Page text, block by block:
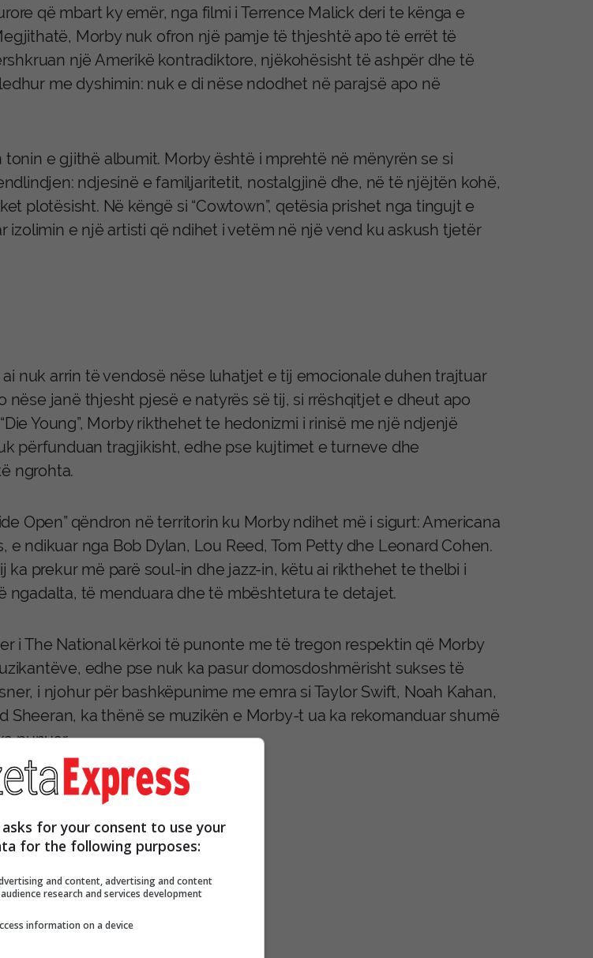
që mbart ky emër, nga filmi i Terrence Malick deri te kënga e
Morby nuk ofron një pamje të thjeshtë apo të errët të
një Amerikë kontradiktore, njëkohësisht të ashpër dhe të
me dyshimin: nuk e di nëse ndodhet në parajsë apo në
tonin e gjithë albumit. Morby është i mprehtë në mënyrën se si
ndjesinë e familjaritetit, nostalgjinë dhe, në të njëjtën kohë,
plotësisht. Në këngë si “Cowtown”, qetësia prishet nga tingujt e
izolimin e një artisti që ndihet i vetëm në një vend ku askush tjetër
ai nuk arrin të vendosë nëse luhatjet e tij emocionale duhen trajtuar
nëse janë thjesht pjesë e natyrës së tij, si rrëshqitjet e dheut apo
Young”, Morby rikthehet te hedonizmi i rinisë me një ndjenjë
përfunduan tragjikisht, edhe pse kujtimet e turneve dhe
ngrohta.
Open” qëndron në territorin ku Morby ndihet më i sigurt: Americana
e ndikuar nga Bob Dylan, Lou Reed, Tom Petty dhe Leonard Cohen.
ka prekur më parë soul-in dhe jazz-in, këtu ai rikthehet te thelbi i
ngadalta, të menduara dhe të mbështetura te detajet.
i The National kërkoi të punonte me të tregon respektin që Morby
edhe pse nuk ka pasur domosdoshmërisht sukses të
i njohur për bashkëpunime me emra si Taylor Swift, Noah Kahan,
Sheeran, ka thënë se muzikën e Morby-t ua ka rekomanduar shumë
punuar.
asks for your consent to use your
for the following purposes:
and content, advertising and content
research and services development
information on a device